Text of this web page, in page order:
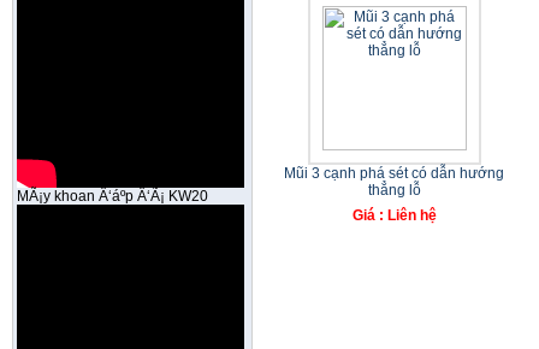
MÃ¡y khoan Ä‘áº­p Ä‘Ã¡ KW20
Mũi 3 cạnh phá sét có dẫn hướng
thẳng lỗ
Giá : Liên hệ